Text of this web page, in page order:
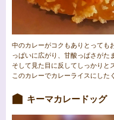
中のカレーがコクもありとっても
っぱいに広がり、甘酸っぱさがた
そして見た目に反してしっかりと
このカレーでカレーライスにした
キーマカレードッグ